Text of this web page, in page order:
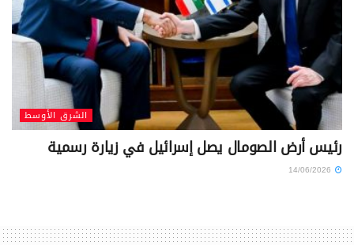
الشرق الأوسط
رئيس أرض الصومال يصل إسرائيل في زيارة رسمية